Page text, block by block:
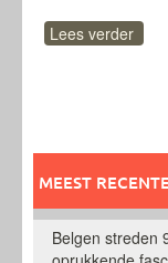
Lees verder
MEEST
Belgen streden